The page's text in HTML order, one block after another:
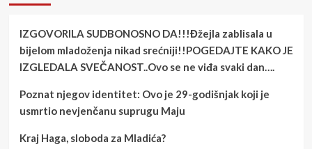
IZGOVORILA SUDBONOSNO DA!!!Đžejla zablisala u
bijelom mladoženja nikad srećniji!!POGEDAJTE KAKO JE
IZGLEDALA SVEČANOST..Ovo se ne viđa svaki dan….
Poznat njegov identitet: Ovo je 29-godišnjak koji je
usmrtio nevjenčanu suprugu Maju
Kraj Haga, sloboda za Mladića?